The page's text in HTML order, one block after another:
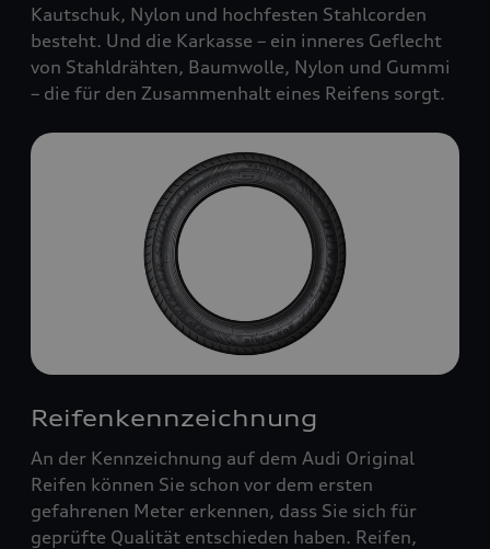
Kautschuk, Nylon und hochfesten Stahlcorden
besteht. Und die Karkasse – ein inneres Geflecht
von Stahldrähten, Baumwolle, Nylon und Gummi
– die für den Zusammenhalt eines Reifens sorgt.
Reifenkennzeichnung
An der Kennzeichnung auf dem Audi Original
Reifen können Sie schon vor dem ersten
gefahrenen Meter erkennen, dass Sie sich für
geprüfte Qualität entschieden haben. Reifen,